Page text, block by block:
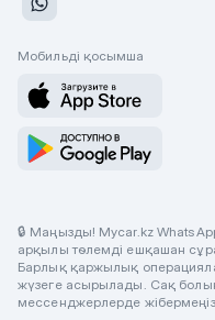
Мобильді қосымша
🔒 Маңызды! Mycar.kz
арқылы төлемді ешқашан
Барлық қаржылық
жүзеге асырылады. Сақ
мессенджерлерде